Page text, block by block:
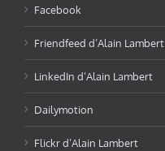
Facebook
Friendfeed d’Alain Lambert
LinkedIn d’Alain Lambert
Dailymotion
Flickr d’Alain Lambert